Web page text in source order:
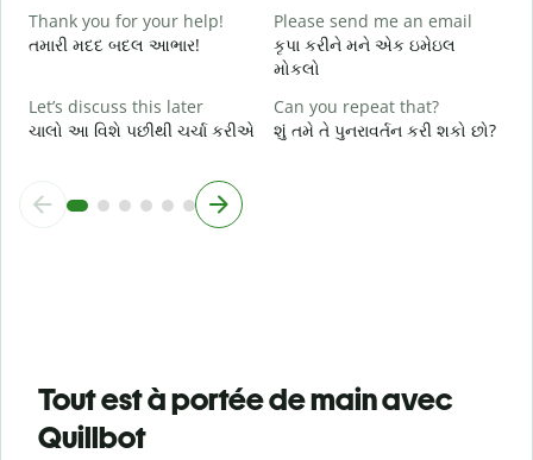
Thank you for your help!
તમારી મદદ બદલ આભાર!
Please send me an email
કૃપા કરીને મને એક ઇમેઇલ
મોકલો
Let’s discuss this later
ચાલો આ વિશે પછીથી ચર્ચા કરીએ
Can you repeat that?
શું તમે તે પુનરાવર્તન કરી શકો છો?
Tout est à portée de main avec
Quillbot